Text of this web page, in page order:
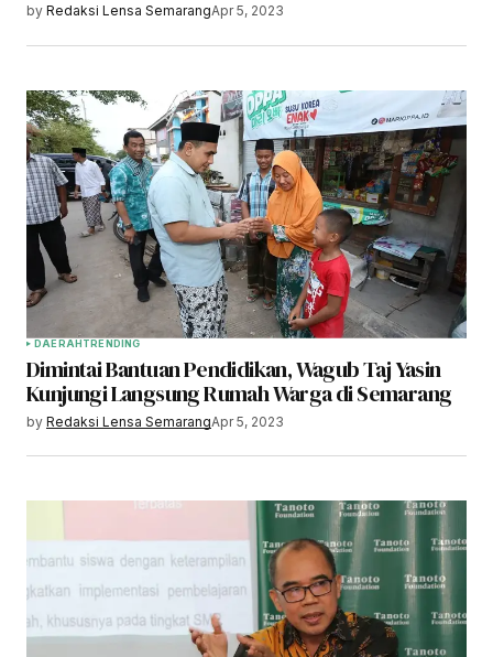
by Redaksi Lensa SemarangApr 5, 2023
DAERAHTRENDING
Dimintai Bantuan Pendidikan, Wagub Taj Yasin
Kunjungi Langsung Rumah Warga di Semarang
by Redaksi Lensa SemarangApr 5, 2023